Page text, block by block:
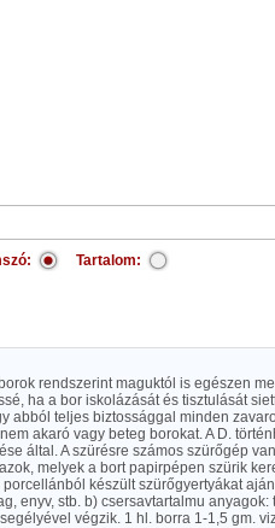
Tartalom:
rendszerint maguktól is egészen
ha a bor iskolázását és tisztulását
abból teljes biztossággal minden
akaró vagy beteg borokat. A D.
által. A szürésre számos szürőgép
melyek a bort papirpépen szürik
készült szürőgyertyákat
enyv, stb. b) csersavtartalmu
végzik. 1 hl. borra 1-1,5 gm.